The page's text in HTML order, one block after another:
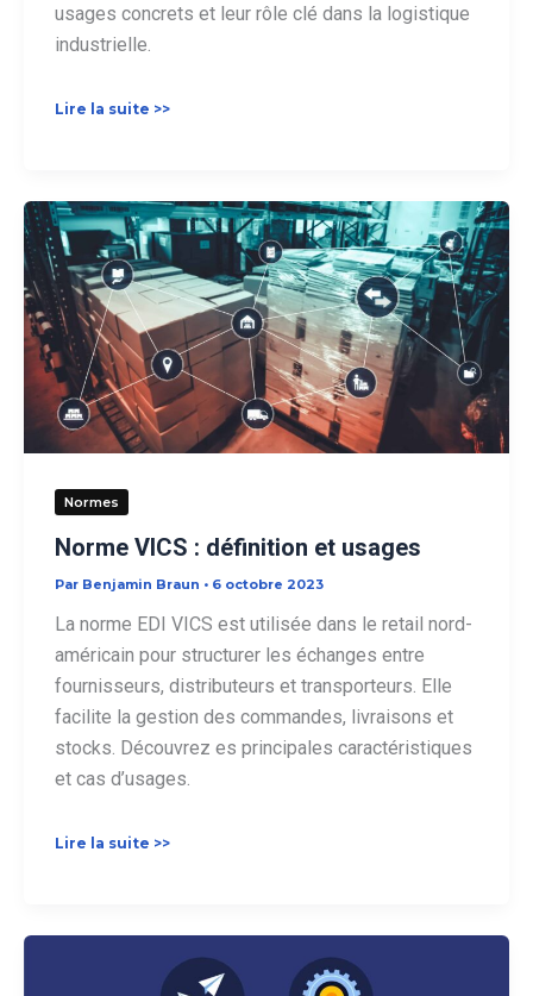
usages concrets et leur rôle clé dans la logistique
industrielle.
Norme
et
usages
Lire la suite >>
Normes
Norme VICS : définition et usages
Par Benjamin Braun • 6 octobre 2023
La norme EDI VICS est utilisée dans le retail nord-
américain pour structurer les échanges entre
fournisseurs, distributeurs et transporteurs. Elle
facilite la gestion des commandes, livraisons et
stocks. Découvrez es principales caractéristiques
et cas d’usages.
Norme
usages
Lire la suite >>